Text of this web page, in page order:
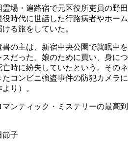
場・遍路宿で元区役所吏員の野田
時代に世話した行路病者やホーム
る旅をしていた。
の主は、新宿中央公園で就眠中を
だった。娘のために買い、身につ
時に紛失していたという。そのネ
コンビニ強盗事件の防犯カメラに
り）。
ンティック・ミステリーの最高到
子